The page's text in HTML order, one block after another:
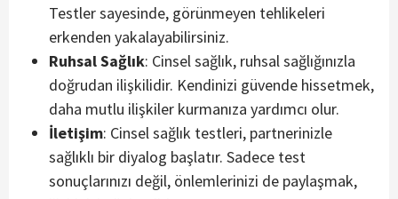
Testler sayesinde, görünmeyen tehlikeleri
erkenden yakalayabilirsiniz.
Ruhsal Sağlık: Cinsel sağlık, ruhsal sağlığınızla
doğrudan ilişkilidir. Kendinizi güvende hissetmek,
daha mutlu ilişkiler kurmanıza yardımcı olur.
İletişim: Cinsel sağlık testleri, partnerinizle
sağlıklı bir diyalog başlatır. Sadece test
sonuçlarınızı değil, önlemlerinizi de paylaşmak,